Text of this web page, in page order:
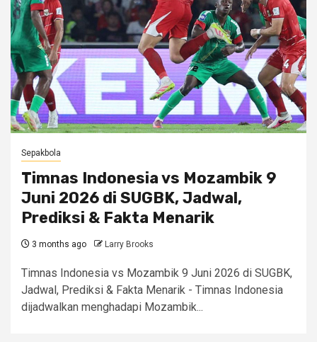
Sepakbola
Timnas Indonesia vs Mozambik 9
Juni 2026 di SUGBK, Jadwal,
Prediksi & Fakta Menarik
3 months ago Larry Brooks
Timnas Indonesia vs Mozambik 9 Juni 2026 di SUGBK,
Jadwal, Prediksi & Fakta Menarik - Timnas Indonesia
dijadwalkan menghadapi Mozambik...